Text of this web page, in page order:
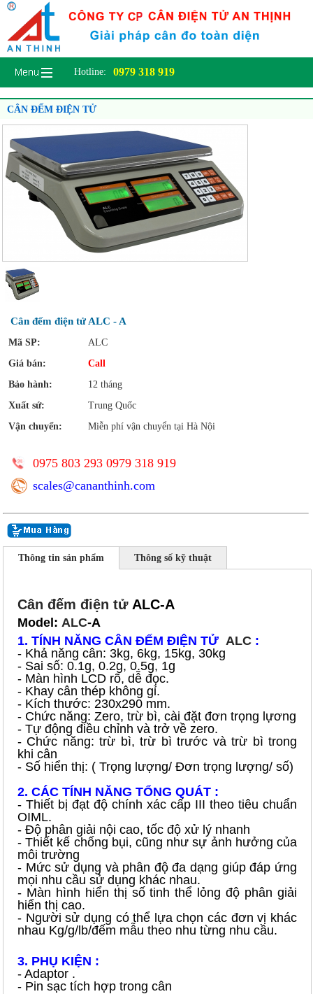
Hotline: 0979 318 919
CÂN ĐẾM ĐIỆN TỬ
Cân đếm điện tử ALC - A
Mã SP:
ALC
Giá bán:
Call
Bảo hành:
12 tháng
Xuất sứ:
Trung Quốc
Vận chuyển:
Miễn phí vận chuyển tại Hà Nội
0975 803 293 0979 318 919
scales@cananthinh.com
Thông tin sản phẩm Thông số kỹ thuật
Cân đếm điện tửALC-A
Model: ALC-A
1. TÍNH NĂNG CÂN ĐẾM ĐIỆN TỬ ALC :
- Khả năng cân: 3kg, 6kg, 15kg, 30kg
- Sai số: 0.1g, 0.2g, 0.5g, 1g
- Màn hình LCD rõ, dễ đọc.
- Khay cân thép không gỉ.
- Kích thước: 230x290 mm.
- Chức năng: Zero, trừ bì, cài đặt đơn trọng lựơng
- Tự động điều chỉnh và trở về zero.
- Chức năng: trừ bì, trừ bì trước và trừ bì trong
khi cân
- Số hiển thị: ( Trọng lượng/ Đơn trọng lượng/ số)
2. CÁC TÍNH NĂNG TỔNG QUÁT :
- Thiết bị đạt độ chính xác cấp III theo tiêu chuẩn
OIML.
- Độ phân giải nội cao, tốc độ xử lý nhanh
- Thiết kế chống bụi, cũng như sự ảnh hưởng của
môi trường
- Mức sử dụng và phân độ đa dạng giúp đáp ứng
mọi nhu cầu sử dụng khác nhau.
- Màn hình hiển thị số tinh thể lỏng độ phân giải
hiển thị cao.
- Người sử dụng có thể lựa chọn các đơn vị khác
nhau Kg/g/lb/đếm mẫu theo nhu từng nhu cầu.
3. PHỤ KIỆN :
- Adaptor .
- Pin sạc tích hợp trong cân